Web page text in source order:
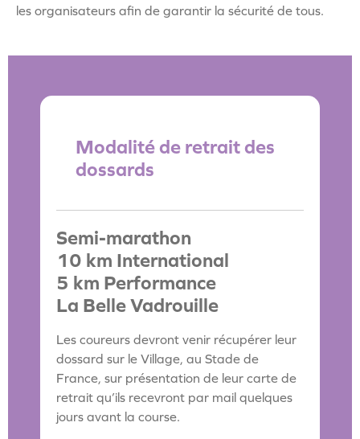
les organisateurs afin de garantir la sécurité de tous.
Modalité de retrait des
dossards
Semi-marathon
10 km International
5 km Performance
La Belle Vadrouille
Les coureurs devront venir récupérer leur
dossard sur le Village, au Stade de
France, sur présentation de leur carte de
retrait qu’ils recevront par mail quelques
jours avant la course.